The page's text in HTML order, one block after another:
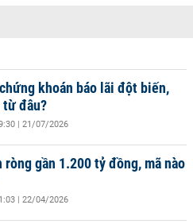
khoán báo lãi đột biến,
từ đâu?
| 21/07/2026
ròng gần 1.200 tỷ đồng, mã nào
| 22/04/2026